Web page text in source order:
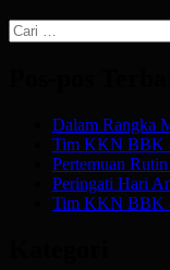
Cari
untuk:
Dalam Rangka
Tim KKN BBK
Pertemuan
Peringati Hari
Tim KKN BBK